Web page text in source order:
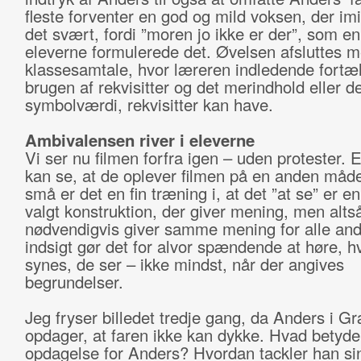
fleste forventer en god og mild voksen, der
det svært, fordi ”moren jo ikke er der”, som
eleverne formulerede det. Øvelsen afsluttes
klassesamtale, hvor læreren indledende
brugen af rekvisitter og det merindhold eller
symbolværdi, rekvisitter kan have.
Ambivalensen river i eleverne
Vi ser nu filmen forfra igen – uden protester.
kan se, at de oplever filmen på en anden
små er det en fin træning i, at det ”at se” er
valgt konstruktion, der giver mening, men
nødvendigvis giver samme mening for alle
indsigt gør det for alvor spændende at høre,
synes, de ser – ikke mindst, når der angives
begrundelser.
Jeg fryser billedet tredje gang, da Anders i
opdager, at faren ikke kan dykke. Hvad
opdagelse for Anders? Hvordan tackler han